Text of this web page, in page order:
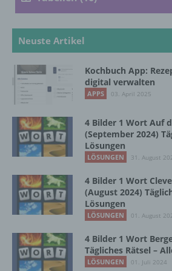
Neuste Artikel
Kochbuch App:
digital verwalten
APPS 03. April 2025
4 Bilder 1 Wort Auf
(September 2024)
Lösungen
LÖSUNGEN 31. August
4 Bilder 1 Wort
(August 2024)
Lösungen
LÖSUNGEN 01. August
4 Bilder 1 Wort
Tägliches Rätsel –
LÖSUNGEN 01. Juli 2024
b) betroffene Person
identifizierbare natürliche
personenbezogene Daten
Verarbeitung
c) Verarbeitung
Verarbeitung ist jeder mit
automatisierter Verfahren
Vorgang oder jede solche
Zusammenhang mit
Daten wie das Erheben, das
Organisation, das Ordnen,
die Anpassung oder
Auslesen, das Abfragen, die